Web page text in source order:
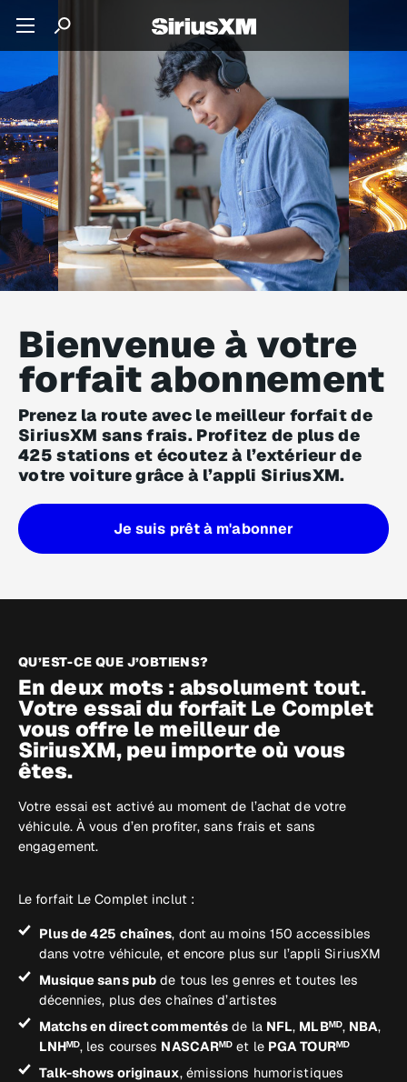
Bienvenue à votre
forfait abonnement
Prenez la route avec le meilleur forfait de
SiriusXM sans frais. Profitez de plus de
425 stations et écoutez à l’extérieur de
votre voiture grâce à l’appli SiriusXM.
Je suis prêt à m'abonner
QU’EST-CE QUE J’OBTIENS?
En deux mots : absolument tout.
Votre essai du forfait Le Complet
vous offre le meilleur de
SiriusXM, peu importe où vous
êtes.
Votre essai est activé au moment de l’achat de votre
véhicule. À vous d’en profiter, sans frais et sans
engagement.
Le forfait Le Complet inclut :
Plus de 425 chaînes, dont au moins 150 accessibles
dans votre véhicule, et encore plus sur l’appli SiriusXM
Musique sans pub de tous les genres et toutes les
décennies, plus des chaînes d’artistes
Matchs en direct commentés de la NFL, MLBᴹᴰ, NBA,
LNHᴹᴰ, les courses NASCARᴹᴰ et le PGA TOURᴹᴰ
Talk-shows originaux, émissions humoristiques